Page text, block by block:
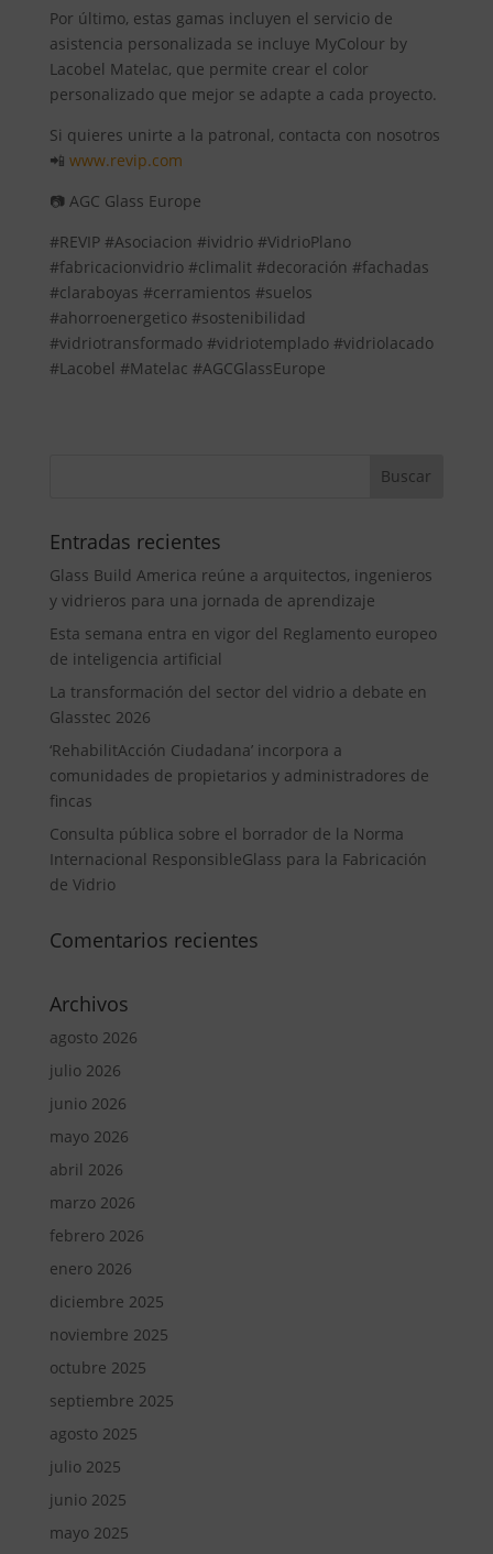
Por último, estas gamas incluyen el servicio de
asistencia personalizada se incluye MyColour by
Lacobel Matelac, que permite crear el color
personalizado que mejor se adapte a cada proyecto.
Si quieres unirte a la patronal, contacta con nosotros
📲 www.revip.com
📷 AGC Glass Europe
#REVIP #Asociacion #ividrio #VidrioPlano
#fabricacionvidrio #climalit #decoración #fachadas
#claraboyas #cerramientos #suelos
#ahorroenergetico #sostenibilidad
#vidriotransformado #vidriotemplado #vidriolacado
#Lacobel #Matelac #AGCGlassEurope
Entradas recientes
Glass Build America reúne a arquitectos, ingenieros
y vidrieros para una jornada de aprendizaje
Esta semana entra en vigor del Reglamento europeo
de inteligencia artificial
La transformación del sector del vidrio a debate en
Glasstec 2026
‘RehabilitAcción Ciudadana’ incorpora a
comunidades de propietarios y administradores de
fincas
Consulta pública sobre el borrador de la Norma
Internacional ResponsibleGlass para la Fabricación
de Vidrio
Comentarios recientes
Archivos
agosto 2026
julio 2026
junio 2026
mayo 2026
abril 2026
marzo 2026
febrero 2026
enero 2026
diciembre 2025
noviembre 2025
octubre 2025
septiembre 2025
agosto 2025
julio 2025
junio 2025
mayo 2025